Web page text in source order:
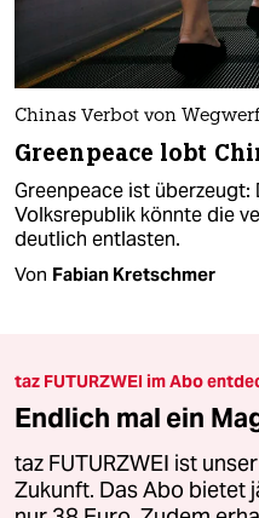
Chinas Verbot von
Greenpeace lobt
Greenpeace ist
Volksrepublik könnte die
deutlich entlasten.
Von Fabian Kretschmer
taz FUTURZWEI im Abo
Endlich mal ein
taz FUTURZWEI ist
Zukunft. Das Abo bietet